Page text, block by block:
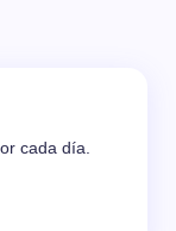
cada día.